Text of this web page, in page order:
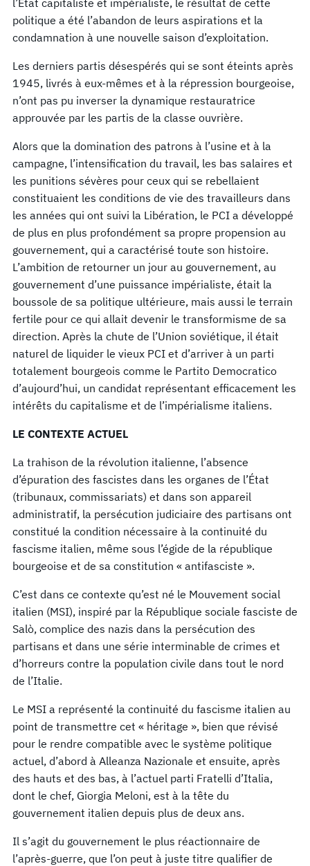
politique a été l’abandon de leurs aspirations et la
condamnation à une nouvelle saison d’exploitation.
Les derniers partis désespérés qui se sont éteints après
1945, livrés à eux-mêmes et à la répression bourgeoise,
n’ont pas pu inverser la dynamique restauratrice
approuvée par les partis de la classe ouvrière.
Alors que la domination des patrons à l’usine et à la
campagne, l’intensification du travail, les bas salaires et
les punitions sévères pour ceux qui se rebellaient
constituaient les conditions de vie des travailleurs dans
les années qui ont suivi la Libération, le PCI a développé
de plus en plus profondément sa propre propension au
gouvernement, qui a caractérisé toute son histoire.
L’ambition de retourner un jour au gouvernement, au
gouvernement d’une puissance impérialiste, était la
boussole de sa politique ultérieure, mais aussi le terrain
fertile pour ce qui allait devenir le transformisme de sa
direction. Après la chute de l’Union soviétique, il était
naturel de liquider le vieux PCI et d’arriver à un parti
totalement bourgeois comme le Partito Democratico
d’aujourd’hui, un candidat représentant efficacement les
intérêts du capitalisme et de l’impérialisme italiens.
LE CONTEXTE ACTUEL
La trahison de la révolution italienne, l’absence
d’épuration des fascistes dans les organes de l’État
(tribunaux, commissariats) et dans son appareil
administratif, la persécution judiciaire des partisans ont
constitué la condition nécessaire à la continuité du
fascisme italien, même sous l’égide de la république
bourgeoise et de sa constitution « antifasciste ».
C’est dans ce contexte qu’est né le Mouvement social
italien (MSI), inspiré par la République sociale fasciste de
Salò, complice des nazis dans la persécution des
partisans et dans une série interminable de crimes et
d’horreurs contre la population civile dans tout le nord
de l’Italie.
Le MSI a représenté la continuité du fascisme italien au
point de transmettre cet « héritage », bien que révisé
pour le rendre compatible avec le système politique
actuel, d’abord à Alleanza Nazionale et ensuite, après
des hauts et des bas, à l’actuel parti Fratelli d’Italia,
dont le chef, Giorgia Meloni, est à la tête du
gouvernement italien depuis plus de deux ans.
Il s’agit du gouvernement le plus réactionnaire de
l’après-guerre, que l’on peut à juste titre qualifier de